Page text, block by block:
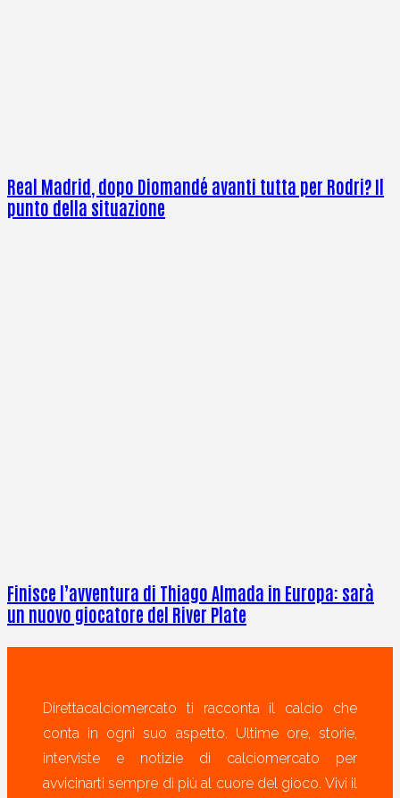
Real Madrid, dopo Diomandé avanti tutta per Rodri? Il
punto della situazione
Finisce l’avventura di Thiago Almada in Europa: sarà
un nuovo giocatore del River Plate
Direttacalciomercato ti racconta il calcio che
conta in ogni suo aspetto. Ultime ore, storie,
interviste e notizie di calciomercato per
avvicinarti sempre di più al cuore del gioco. Vivi il